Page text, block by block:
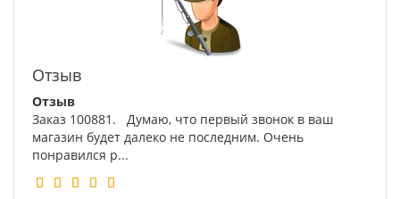
Отзыв
Отзыв
Заказ 100881. Думаю, что первый звонок в ваш
магазин будет далеко не последним. Очень
понравился р...